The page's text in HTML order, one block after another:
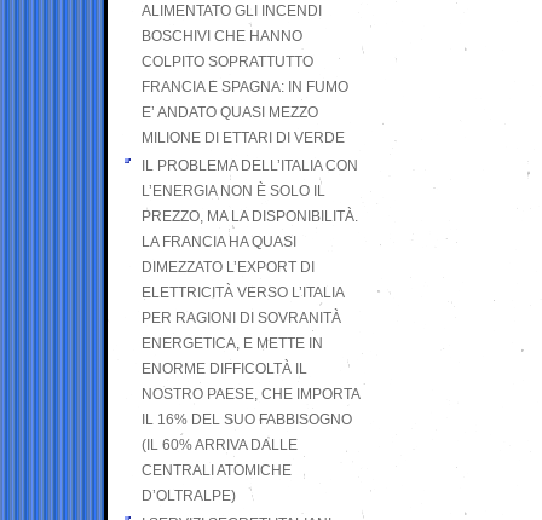
ALIMENTATO GLI INCENDI
BOSCHIVI CHE HANNO
COLPITO SOPRATTUTTO
FRANCIA E SPAGNA: IN FUMO
E’ ANDATO QUASI MEZZO
MILIONE DI ETTARI DI VERDE
IL PROBLEMA DELL’ITALIA CON
L’ENERGIA NON È SOLO IL
PREZZO, MA LA DISPONIBILITÀ.
LA FRANCIA HA QUASI
DIMEZZATO L’EXPORT DI
ELETTRICITÀ VERSO L’ITALIA
PER RAGIONI DI SOVRANITÀ
ENERGETICA, E METTE IN
ENORME DIFFICOLTÀ IL
NOSTRO PAESE, CHE IMPORTA
IL 16% DEL SUO FABBISOGNO
(IL 60% ARRIVA DALLE
CENTRALI ATOMICHE
D’OLTRALPE)